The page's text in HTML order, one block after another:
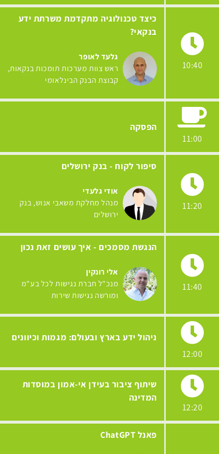
10:40
כיצד טכנולוגיה מתקדמת משרתת ידע
בנקאי?
גלעד לאופר
ראש צוות מערכות תומכות בנקאות
קבוצת הבנק הבינלאומי
11:00
הפסקה
11:20
סיפור לקוח - בנק ירושלים
אודי גלעדי
מנהל מחלקת משאבי אנוש בנק
ירושלים
11:40
הנגשת מסמכים - איך עושים זאת נכון
אלי רונקין
מנכ"ל חברת נגישות לכל בע"מ
ומורשה נגישות שירות
12:00
ניהול ידע בארץ ובעולם: מגמות וכיוונים
12:20
שיתוף ציבור בעידן אי-אמון במוסדות
המדינה
פאנל ChatGPT